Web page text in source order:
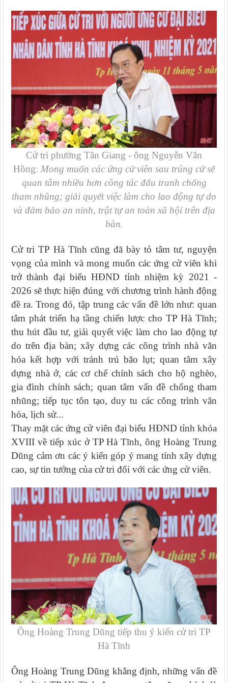
Cử tri phường Tân Giang - ông Nguyễn Văn
Hồng: Mong muốn các ứng cử viên sau trúng cử sẽ
quan tâm nhiều hơn công tác đấu tranh chống
tham nhũng; giải quyết việc làm cho lao động tự do
và đảm bảo an ninh, trật tự an toàn xã hội trên địa
bàn.
Cử tri TP Hà Tĩnh cũng đã bày tỏ tâm tư, nguyện
vọng của mình và mong muốn các ứng cử viên khi
trở thành đại biểu HĐND tỉnh nhiệm kỳ 2021 -
2026 sẽ thực hiện đúng với chương trình hành động
đề ra. Trong đó, tập trung các vấn đề lớn như: quan
tâm phát triển hạ tầng chiến lược cho TP Hà Tĩnh;
thu hút đầu tư, giải quyết việc làm cho lao động tự
do trên địa bàn; xây dựng các công trình nhà văn
hóa kết hợp với tránh trú bão lụt; quan tâm xây
dựng nhà ở, các cơ chế chính sách cho hộ nghèo,
gia đình chính sách; quan tâm vấn đề chống tham
nhũng; tiếp tục tôn tạo, duy tu các công trình văn
hóa, lịch sử...
Thay mặt các ứng cử viên đại biểu HĐND tỉnh khóa
XVIII về tiếp xúc ở TP Hà Tĩnh, ông Hoàng Trung
Dũng cảm ơn các ý kiến góp ý mang tính xây dựng
cao, sự tin tưởng của cử tri đối với các ứng cử viên.
Ông Hoàng Trung Dũng tiếp thu ý kiến cử tri TP
Hà Tĩnh
Ông Hoàng Trung Dũng khẳng định, những vấn đề